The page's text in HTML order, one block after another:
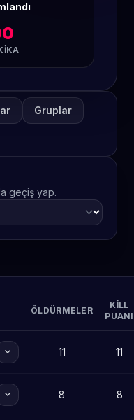
Gruplar
geçiş yap.
ÖLDÜRMELER
KILL
PUANI
expand_more 11 11
expand_more 8 8